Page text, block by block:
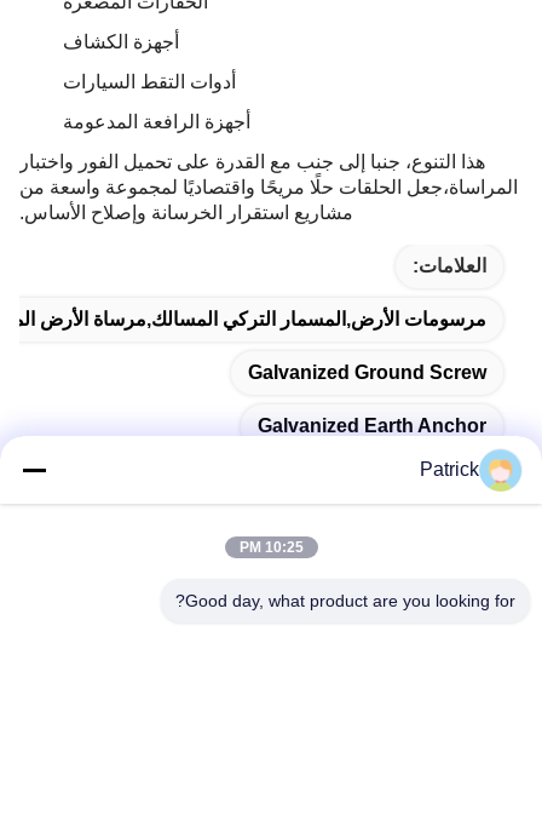
أجهزة الكشاف
أدوات التقط السيارات
أجهزة الرافعة المدعومة
هذا التنوع، جنبا إلى جنب مع القدرة على تحميل الفور واختبار
المراساة،جعل الحلقات حلًا مريحًا واقتصاديًا لمجموعة واسعة من
مشاريع استقرار الخرسانة وإصلاح الأساس.
العلامات:
مرسومات الأرض,المسمار التركي المسالك,مرساة الأرض
Galvanized Ground Screw
Galvanized Earth Anchor
Patrick
10:25 PM
Good day, what product are you looking for?